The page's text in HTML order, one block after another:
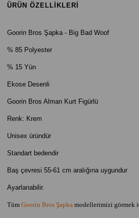
ÜRÜN ÖZELLIKLERI
Goorin Bros Şapka - Big Bad Woof
% 85 Polyester
% 15 Yün
Ekose Desenli
Goorin Bros Alman Kurt Figürlü
Renk: Krem
Unisex üründür
Standart bedendir
Baş çevresi 55-61 cm aralığına uygundur
Ayarlanabilir.
Tüm Goorin Bros Şapka modellerimizi görmek